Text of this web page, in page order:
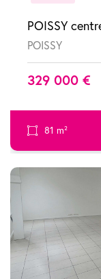
POISSY
329 000 €
81 m²